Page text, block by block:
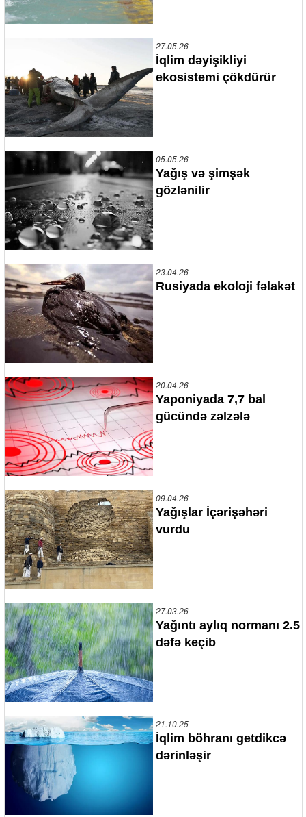
27.05.26
İqlim dəyişikliyi
ekosistemi çökdürür
05.05.26
Yağış və şimşək
gözlənilir
23.04.26
Rusiyada ekoloji fəlakət
20.04.26
Yaponiyada 7,7 bal
gücündə zəlzələ
09.04.26
Yağışlar İçərişəhəri
vurdu
27.03.26
Yağıntı aylıq normanı 2.5
dəfə keçib
21.10.25
İqlim böhranı getdikcə
dərinləşir